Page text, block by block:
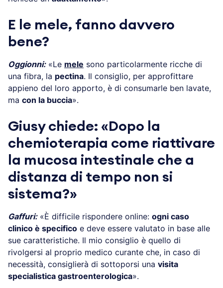
E le mele, fanno davvero
bene?
Oggionni:«Le mele sono particolarmente ricche di
una fibra, la pectina. Il consiglio, per approfittare
appieno del loro apporto, è di consumarle ben lavate,
ma con la buccia».
Giusy chiede: «Dopo la
chemioterapia come riattivare
la mucosa intestinale che a
distanza di tempo non si
sistema?»
Gaffuri:«È difficile rispondere online: ogni caso
clinico è specifico e deve essere valutato in base alle
sue caratteristiche. Il mio consiglio è quello di
rivolgersi al proprio medico curante che, in caso di
necessità, consiglierà di sottoporsi una visita
specialistica gastroenterologica».